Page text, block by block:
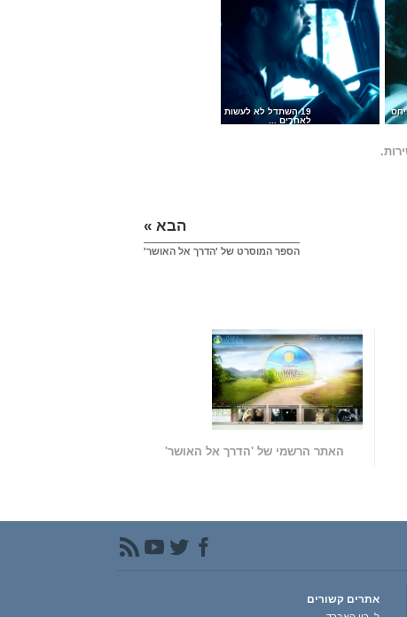
19 השתדל לא לעשות
לאחרים ...
הבא »
הספר המוסרט של 'הדרך אל האושר'
האתר הרשמי של 'הדרך אל האושר'
אתרים קשורים